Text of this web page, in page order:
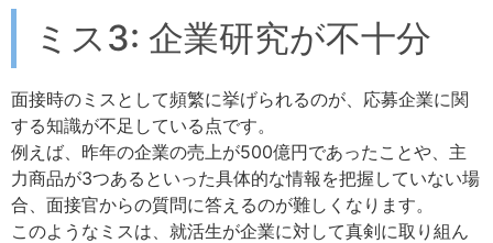
ミス3: 企業研究が不十分
面接時のミスとして頻繁に挙げられるのが、応募企業に関
する知識が不足している点です。
例えば、昨年の企業の売上が500億円であったことや、主
力商品が3つあるといった具体的な情報を把握していない場
合、面接官からの質問に答えるのが難しくなります。
このようなミスは、就活生が企業に対して真剣に取り組ん